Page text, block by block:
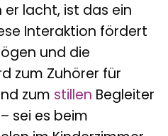
lacht, ist das ein
Interaktion fördert
und die
zum Zuhörer für
zum stillen Begleiter
sei es beim